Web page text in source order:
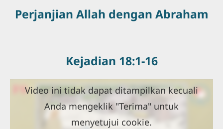
Perjanjian Allah dengan Abraham
Kejadian 18:1-16
Video ini tidak dapat ditampilkan kecuali
Anda mengeklik "Terima" untuk
menyetujui cookie.